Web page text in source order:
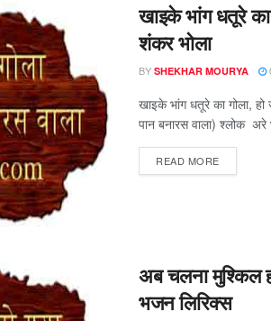
खाइके भांग धतूरे का
शंकर भोला
BY SHEKHAR MOURYA
खाइके भांग धतूरे का गोला,
पान बनारस वाला) श्लोक अरे
READ MOREDETAILS
अब चलना मुश्किल
भजन लिरिक्स